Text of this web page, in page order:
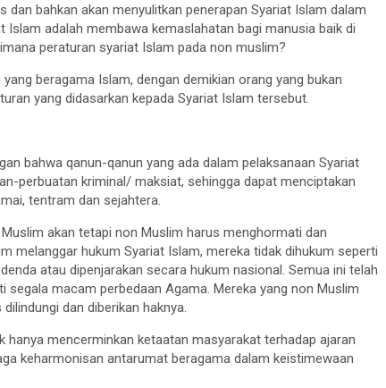
bahkan akan menyulitkan penerapan Syariat Islam dalam
Islam adalah membawa kemaslahatan bagi manusia baik di
peraturan syariat Islam pada non muslim?
beragama Islam, dengan demikian orang yang bukan
yang didasarkan kepada Syariat Islam tersebut.
bahwa qanun-qanun yang ada dalam pelaksanaan Syariat
perbuatan kriminal/ maksiat, sehingga dapat menciptakan
tentram dan sejahtera.
akan tetapi non Muslim harus menghormati dan
melanggar hukum Syariat Islam, mereka tidak dihukum seperti
atau dipenjarakan secara hukum nasional. Semua ini telah
macam perbedaan Agama. Mereka yang non Muslim
dan diberikan haknya.
hanya mencerminkan ketaatan masyarakat terhadap ajaran
keharmonisan antarumat beragama dalam keistimewaan